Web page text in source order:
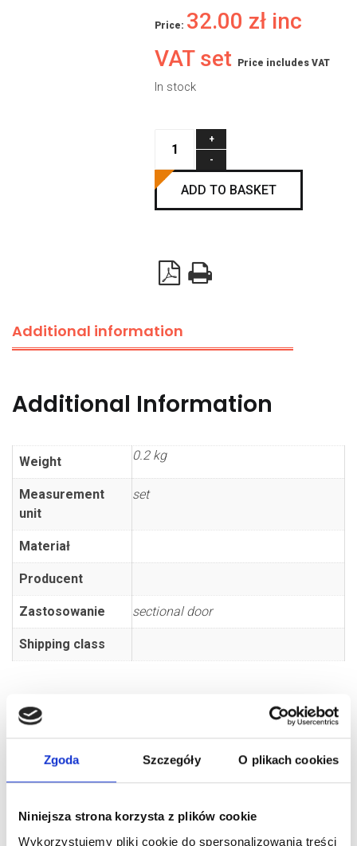
Zgoda Szczegóły O plikach cookies
Niniejsza strona korzysta z plików cookie
Wykorzystujemy pliki cookie do spersonalizowania treści
Price: 32.00 zł inc
VAT set
Price includes VAT
In stock
Fingersafetyset
pass
ADD TO BASKET
Additional information
Additional Information
Weight 0.2 kg
Measurement
unit
set
Materiał
Producent
Zastosowanie sectional door
Shipping class
RELATED PRODUCTS